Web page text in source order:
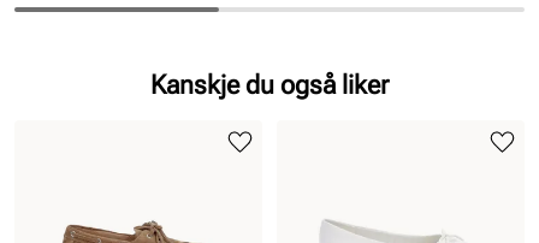
Kanskje du også liker